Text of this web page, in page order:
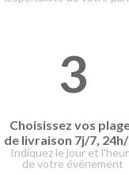
3
Choisissez vos
de livraison 7j/7,
Indiquez le jour et
de votre événement